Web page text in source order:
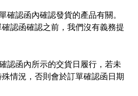
確認函內確認發貨的產品有關。
認函確認之前，我們沒有義務提
認函內所示的交貨日履行，若未
情況，否則會於訂單確認函日期